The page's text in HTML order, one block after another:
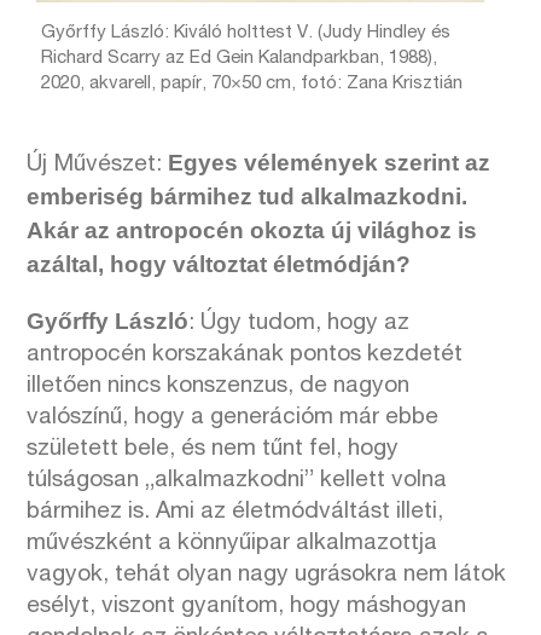
Győrffy László: Kiváló holttest V. (Judy Hindley és
Richard Scarry az Ed Gein Kalandparkban, 1988),
2020, akvarell, papír, 70×50 cm, fotó: Zana Krisztián
Új Művészet: Egyes vélemények szerint az
emberiség bármihez tud alkalmazkodni.
Akár az antropocén okozta új világhoz is
azáltal, hogy változtat életmódján?
Győrffy László: Úgy tudom, hogy az
antropocén korszakának pontos kezdetét
illetően nincs konszenzus, de nagyon
valószínű, hogy a generációm már ebbe
született bele, és nem tűnt fel, hogy
túlságosan „alkalmazkodni” kellett volna
bármihez is. Ami az életmódváltást illeti,
művészként a könnyűipar alkalmazottja
vagyok, tehát olyan nagy ugrásokra nem látok
esélyt, viszont gyanítom, hogy máshogyan